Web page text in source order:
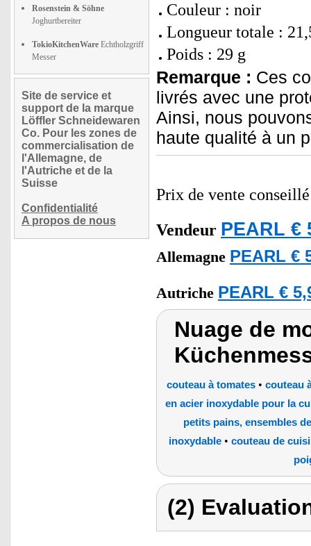
Rosenstein & Söhne
Joghurtbereiter
TokioKitchenWare Echtholzgriff
Messer
Site de service et
support de la marque
Löffler Schneidewaren
Co. Pour les zones de
commercialisation de
l'Allemagne, de
l'Autriche et de la
Suisse
Confidentialité
A propos de nous
Couleur : noir
Longueur totale :
Poids : 29 g
Remarque : Ces
livrés avec une
Ainsi, nous
haute qualité à un
Prix de vente
Vendeur PEARL €
Allemagne PEARL €
Autriche PEARL €
Nuage de
couteau à tomates • couteau
en acier inoxydable pour la
petits pains, ensembles
inoxydable • couteau de
(2)